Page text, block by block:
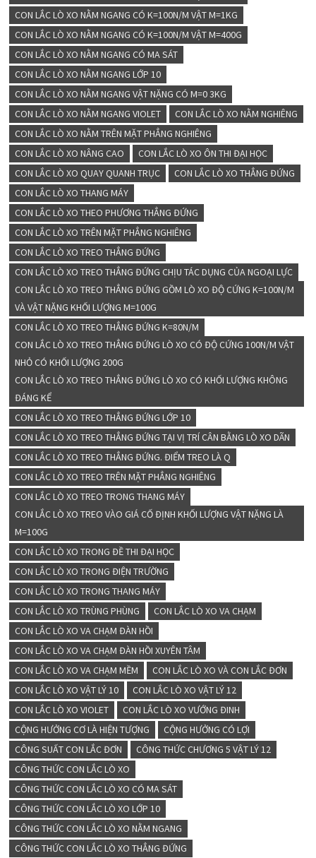
CON LẮC LÒ XO NẰM NGANG CÓ K=100N/M VẬT M=1KG
CON LẮC LÒ XO NẰM NGANG CÓ K=100N/M VẬT M=400G
CON LẮC LÒ XO NẰM NGANG CÓ MA SÁT
CON LẮC LÒ XO NẰM NGANG LỚP 10
CON LẮC LÒ XO NẰM NGANG VẬT NẶNG CÓ M=0 3KG
CON LẮC LÒ XO NẰM NGANG VIOLET
CON LẮC LÒ XO NẰM NGHIÊNG
CON LẮC LÒ XO NẰM TRÊN MẶT PHẲNG NGHIÊNG
CON LẮC LÒ XO NÂNG CAO
CON LẮC LÒ XO ÔN THI ĐẠI HỌC
CON LẮC LÒ XO QUAY QUANH TRỤC
CON LẮC LÒ XO THẲNG ĐỨNG
CON LẮC LÒ XO THANG MÁY
CON LẮC LÒ XO THEO PHƯƠNG THẲNG ĐỨNG
CON LẮC LÒ XO TRÊN MẶT PHẲNG NGHIÊNG
CON LẮC LÒ XO TREO THẲNG ĐỨNG
CON LẮC LÒ XO TREO THẲNG ĐỨNG CHỊU TÁC DỤNG CỦA NGOẠI LỰC
CON LẮC LÒ XO TREO THẲNG ĐỨNG GỒM LÒ XO ĐỘ CỨNG K=100N/M
VÀ VẬT NẶNG KHỐI LƯỢNG M=100G
CON LẮC LÒ XO TREO THẲNG ĐỨNG K=80N/M
CON LẮC LÒ XO TREO THẲNG ĐỨNG LÒ XO CÓ ĐỘ CỨNG 100N/M VẬT
NHỎ CÓ KHỐI LƯỢNG 200G
CON LẮC LÒ XO TREO THẲNG ĐỨNG LÒ XO CÓ KHỐI LƯỢNG KHÔNG
ĐÁNG KỂ
CON LẮC LÒ XO TREO THẲNG ĐỨNG LỚP 10
CON LẮC LÒ XO TREO THẲNG ĐỨNG TẠI VỊ TRÍ CÂN BẰNG LÒ XO DÃN
CON LẮC LÒ XO TREO THẲNG ĐỨNG. ĐIỂM TREO LÀ Q
CON LẮC LÒ XO TREO TRÊN MẶT PHẲNG NGHIÊNG
CON LẮC LÒ XO TREO TRONG THANG MÁY
CON LẮC LÒ XO TREO VÀO GIÁ CỐ ĐỊNH KHỐI LƯỢNG VẬT NẶNG LÀ
M=100G
CON LẮC LÒ XO TRONG ĐỀ THI ĐẠI HỌC
CON LẮC LÒ XO TRONG ĐIỆN TRƯỜNG
CON LẮC LÒ XO TRONG THANG MÁY
CON LẮC LÒ XO TRÙNG PHÙNG
CON LẮC LÒ XO VA CHẠM
CON LẮC LÒ XO VA CHẠM ĐÀN HỒI
CON LẮC LÒ XO VA CHẠM ĐÀN HỒI XUYÊN TÂM
CON LẮC LÒ XO VA CHẠM MỀM
CON LẮC LÒ XO VÀ CON LẮC ĐƠN
CON LẮC LÒ XO VẬT LÝ 10
CON LẮC LÒ XO VẬT LÝ 12
CON LẮC LÒ XO VIOLET
CON LẮC LÒ XO VƯỚNG ĐINH
CỘNG HƯỞNG CƠ LÀ HIỆN TƯỢNG
CỘNG HƯỞNG CÓ LỢI
CÔNG SUẤT CON LẮC ĐƠN
CÔNG THỨC CHƯƠNG 5 VẬT LÝ 12
CÔNG THỨC CON LẮC LÒ XO
CÔNG THỨC CON LẮC LÒ XO CÓ MA SÁT
CÔNG THỨC CON LẮC LÒ XO LỚP 10
CÔNG THỨC CON LẮC LÒ XO NẰM NGANG
CÔNG THỨC CON LẮC LÒ XO THẲNG ĐỨNG